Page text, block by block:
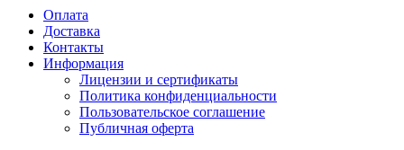
Оплата
Доставка
Контакты
Информация
Лицензии и сертификаты
Политика конфиденциальности
Пользовательское соглашение
Публичная оферта